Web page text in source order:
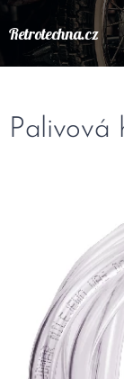
Retrotechna.cz
Palivová